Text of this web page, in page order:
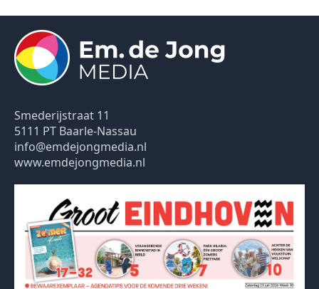
Smederijstraat 11
5111 PT Baarle-Nassau
info@emdejongmedia.nl
www.emdejongmedia.nl